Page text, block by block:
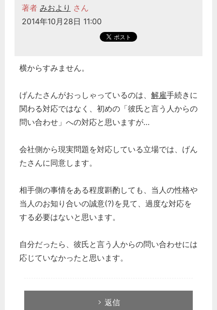
著者 みおより さん
2014年10月28日 11:00
横からすみません。
げんたさんがおっしゃっているのは、 解雇手続きに
関わる対応ではなく、初めの「彼氏と言う人からの
問い合わせ」への対応と思いますが…
会社側から現実問題を対応している立場では、げん
たさんに同意します。
相手側の事情をある程度斟酌しても、当人の性格や
当人のお知り合いの誠意(?)を見て、過度な対応を
する必要はないと思います。
自分だったら、彼氏と言う人からの問い合わせには
応じていなかったと思います。
返信